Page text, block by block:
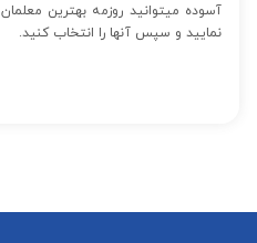
آسوده میتوانید روزمه بهترین
نمایید و سپس آنها را انتخاب کنید.